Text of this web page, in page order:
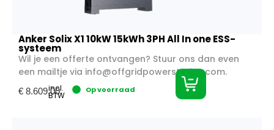
Anker Solix X1 10kW 15kWh 3PH All In one ESS-
systeem
Wil je een offerte ontvangen? Stuur ons dan even
een mailtje via info@offgridpowerstation.com.
€ 8.609,00
incl.
BTW
Op voorraad